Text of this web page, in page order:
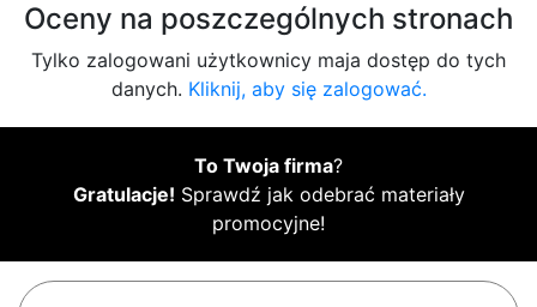
Oceny na poszczególnych stronach
Tylko zalogowani użytkownicy maja dostęp do tych
danych. Kliknij, aby się zalogować.
To Twoja firma?
Gratulacje! Sprawdź jak odebrać materiały
promocyjne!